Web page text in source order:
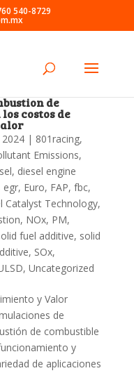
540-8729
de
costos de
| 801racing,
Emissions,
, diesel engine
egr, Euro, FAP, fbc,
Catalyst Technology,
, NOx, PM,
fuel additive, solid
, SOx,
, Uncategorized
y Valor
de
de combustible
y
de aplicaciones